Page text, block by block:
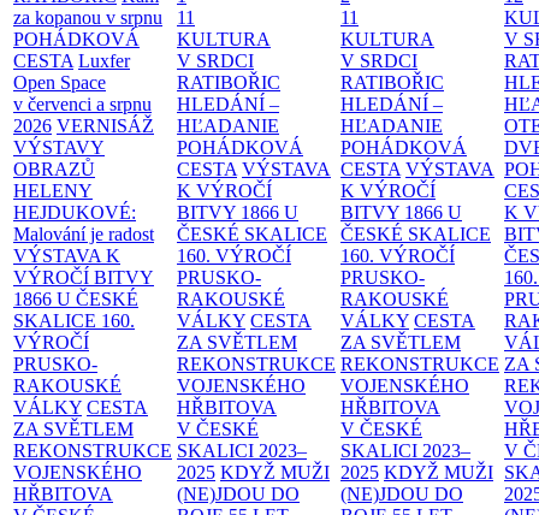
za kopanou v srpnu
POHÁDKOVÁ
CESTA Luxfer
Open Space
v červenci a srpnu
2026 VERNISÁŽ
VÝSTAVY
OBRAZŮ
HELENY
HEJDUKOVÉ:
Malování je radost
VÝSTAVA K
VÝROČÍ BITVY
1866 U ČESKÉ
SKALICE 160.
VÝROČÍ
PRUSKO-
RAKOUSKÉ
VÁLKY CESTA
ZA SVĚTLEM
REKONSTRUKCE
VOJENSKÉHO
HŘBITOVA
11
KULTURA
V SRDCI
RATIBOŘIC
HLEDÁNÍ –
HĽADANIE
POHÁDKOVÁ
CESTA VÝSTAVA
K VÝROČÍ
BITVY 1866 U
ČESKÉ SKALICE
160. VÝROČÍ
PRUSKO-
RAKOUSKÉ
VÁLKY CESTA
ZA SVĚTLEM
REKONSTRUKCE
VOJENSKÉHO
HŘBITOVA
V ČESKÉ
SKALICI 2023–
2025 KDYŽ MUŽI
(NE)JDOU DO
11
KULTURA
V SRDCI
RATIBOŘIC
HLEDÁNÍ –
HĽADANIE
POHÁDKOVÁ
CESTA VÝSTAVA
K VÝROČÍ
BITVY 1866 U
ČESKÉ SKALICE
160. VÝROČÍ
PRUSKO-
RAKOUSKÉ
VÁLKY CESTA
ZA SVĚTLEM
REKONSTRUKCE
VOJENSKÉHO
HŘBITOVA
V ČESKÉ
SKALICI 2023–
2025 KDYŽ MUŽI
(NE)JDOU DO
V
K
ZA
V